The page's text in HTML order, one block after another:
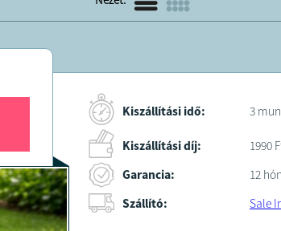
Kiszállítási idő: 3
Kiszállítási díj:
1990
Garancia:
12
Szállító:
Sale